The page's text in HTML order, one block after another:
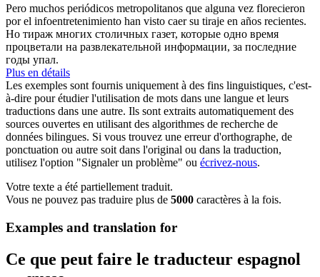
Pero muchos periódicos metropolitanos que alguna vez florecieron
por el infoentretenimiento han visto caer su tiraje en años recientes.
Но тираж многих столичных газет, которые одно время
процветали на развлекательной информации, за последние
годы упал.
Plus en détails
Les exemples sont fournis uniquement à des fins linguistiques, c'est-
à-dire pour étudier l'utilisation de mots dans une langue et leurs
traductions dans une autre. Ils sont extraits automatiquement des
sources ouvertes en utilisant des algorithmes de recherche de
données bilingues. Si vous trouvez une erreur d'orthographe, de
ponctuation ou autre soit dans l'original ou dans la traduction,
utilisez l'option "Signaler un problème" ou écrivez-nous.
Votre texte a été partiellement traduit.
Vous ne pouvez pas traduire plus de 5000 caractères à la fois.
Examples and translation for
Ce que peut faire le traducteur espagnol